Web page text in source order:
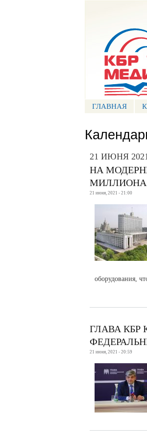
ГЛАВНАЯ
21 ИЮНЯ 2021
НА
МИЛЛИОНА
21 июня, 2021 - 21:00
оборудования,
ГЛАВА КБР
21 июня, 2021 - 20:59